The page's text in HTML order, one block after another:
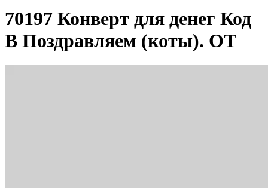
70197 Конверт для денег Код
В Поздравляем (коты). ОТ